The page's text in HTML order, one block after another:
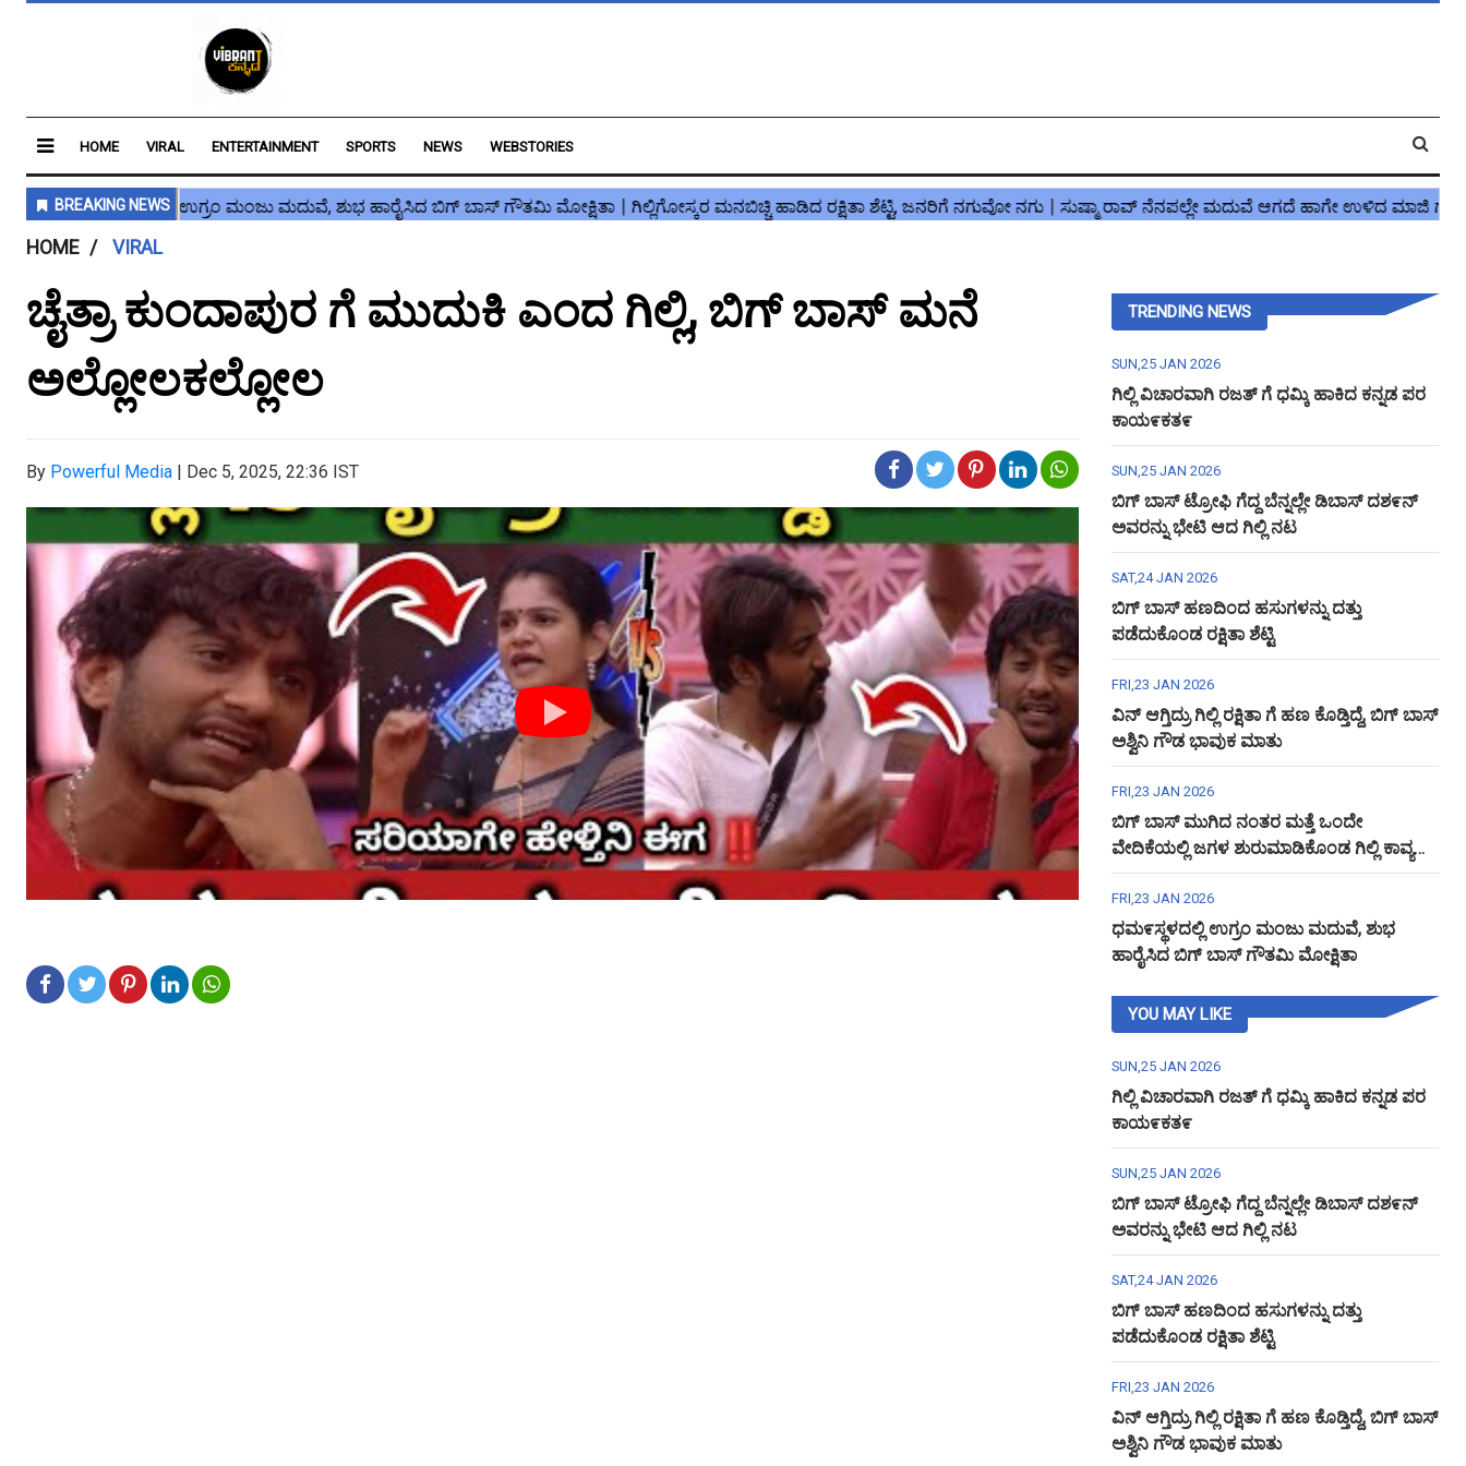
HOME VIRAL ENTERTAINMENT SPORTS NEWS WEBSTORIES
HOME VIRAL
ಚೈತ್ರಾ ಕುಂದಾಪುರ ಗೆ ಮುದುಕಿ ಎಂದ ಗಿಲ್ಲಿ, ಬಿಗ್ ಬಾಸ್ ಮನೆ
ಅಲ್ಲೋಲಕಲ್ಲೋಲ
By Powerful Media | Dec 5, 2025, 22:36 IST
TRENDING NEWS
SUN,25 JAN 2026
ಗಿಲ್ಲಿ ವಿಚಾರವಾಗಿ ರಜತ್ ಗೆ ಧಮ್ಕಿ ಹಾಕಿದ ಕನ್ನಡ ಪರ
ಕಾಯ೯ಕತ೯
SUN,25 JAN 2026
ಬಿಗ್ ಬಾಸ್ ಟ್ರೋಫಿ ಗೆದ್ದ ಬೆನ್ನಲ್ಲೇ ಡಿಬಾಸ್ ದಶ೯ನ್
ಅವರನ್ನು ಭೇಟಿ ಆದ ಗಿಲ್ಲಿ ನಟ
SAT,24 JAN 2026
ಬಿಗ್ ಬಾಸ್ ಹಣದಿಂದ ಹಸುಗಳನ್ನು ದತ್ತು
ಪಡೆದುಕೊಂಡ ರಕ್ಷಿತಾ ಶೆಟ್ಟಿ
FRI,23 JAN 2026
ವಿನ್ ಆಗ್ತಿದ್ರು ಗಿಲ್ಲಿ ರಕ್ಷಿತಾ ಗೆ ಹಣ ಕೊಡ್ತಿದ್ದೆ, ಬಿಗ್ ಬಾಸ್
ಅಶ್ವಿನಿ ಗೌಡ ಭಾವುಕ ಮಾತು
FRI,23 JAN 2026
ಬಿಗ್ ಬಾಸ್ ಮುಗಿದ ನಂತರ ಮತ್ತೆ ಒಂದೇ
ವೇದಿಕೆಯಲ್ಲಿ ಜಗಳ ಶುರುಮಾಡಿಕೊಂಡ ಗಿಲ್ಲಿ ಕಾವ್ಯ
ಅಶ್ವಿನಿ ಗೌಡ
FRI,23 JAN 2026
ಧಮ೯ಸ್ಥಳದಲ್ಲಿ ಉಗ್ರಂ ಮಂಜು ಮದುವೆ, ಶುಭ
ಹಾರೈಸಿದ ಬಿಗ್ ಬಾಸ್ ಗೌತಮಿ ಮೋಕ್ಷಿತಾ
YOU MAY LIKE
SUN,25 JAN 2026
ಗಿಲ್ಲಿ ವಿಚಾರವಾಗಿ ರಜತ್ ಗೆ ಧಮ್ಕಿ ಹಾಕಿದ ಕನ್ನಡ ಪರ
ಕಾಯ೯ಕತ೯
SUN,25 JAN 2026
ಬಿಗ್ ಬಾಸ್ ಟ್ರೋಫಿ ಗೆದ್ದ ಬೆನ್ನಲ್ಲೇ ಡಿಬಾಸ್ ದಶ೯ನ್
ಅವರನ್ನು ಭೇಟಿ ಆದ ಗಿಲ್ಲಿ ನಟ
SAT,24 JAN 2026
ಬಿಗ್ ಬಾಸ್ ಹಣದಿಂದ ಹಸುಗಳನ್ನು ದತ್ತು
ಪಡೆದುಕೊಂಡ ರಕ್ಷಿತಾ ಶೆಟ್ಟಿ
FRI,23 JAN 2026
ವಿನ್ ಆಗ್ತಿದ್ರು ಗಿಲ್ಲಿ ರಕ್ಷಿತಾ ಗೆ ಹಣ ಕೊಡ್ತಿದ್ದೆ, ಬಿಗ್ ಬಾಸ್
ಅಶ್ವಿನಿ ಗೌಡ ಭಾವುಕ ಮಾತು